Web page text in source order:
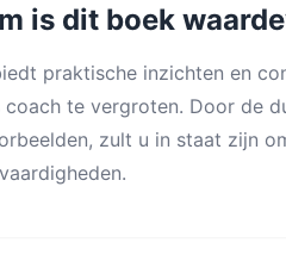
is dit boek
praktische inzichten en
te vergroten. Door de
zult u in staat zijn